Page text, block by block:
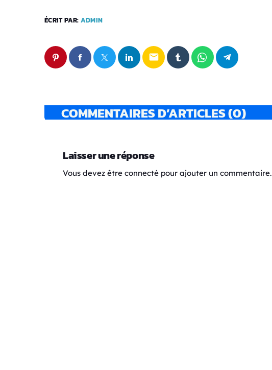
ÉCRIT PAR: ADMIN
email
COMMENTAIRES D’ARTICLES (0)
Laisser une réponse
Vous devez être connecté pour ajouter un commentaire.